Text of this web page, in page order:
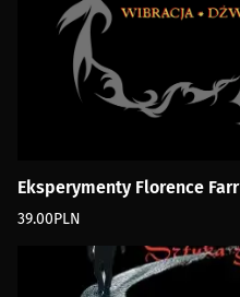
Eksperymenty Florence Farr
39.00PLN